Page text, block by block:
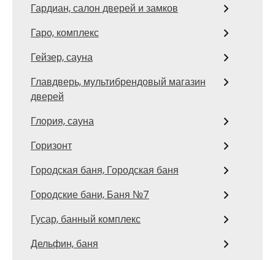
Гардиан, салон дверей и замков
Гаро, комплекс
Гейзер, сауна
Главдверь, мультибрендовый магазин
дверей
Глория, сауна
Горизонт
Городская баня, Городская баня
Городские бани, Баня №7
Гусар, банный комплекс
Дельфин, баня